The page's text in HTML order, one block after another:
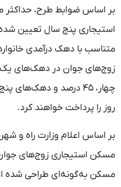
بر اساس ضوابط طرح، حداکثر
استیجاری پنج سال تعیین شده
متناسب با دهک درآمدی
روز را پرداخت خواهند کرد.
بر اساس اعلام وزارت راه و
مسکن استیجاری زوج‌های
مسکن به‌گونه‌ای طراحی شده